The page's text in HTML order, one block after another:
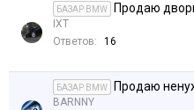
БАЗАР BMW Продаю
IXT
Ответов:
16
БАЗАР BMW Продаю
BARNNY